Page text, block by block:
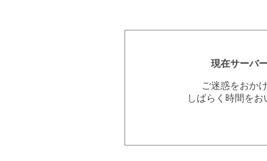
現在サーバ
ご迷惑をおか
しばらく時間を